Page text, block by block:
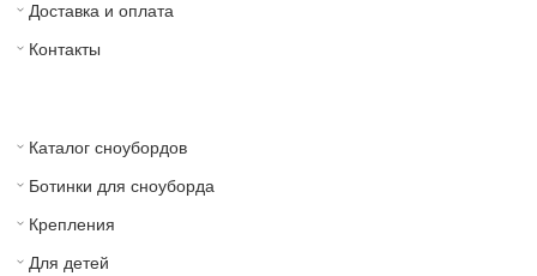
Доставка и оплата
Контакты
Каталог сноубордов
Ботинки для сноуборда
Крепления
Для детей